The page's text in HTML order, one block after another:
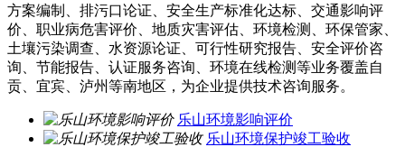
方案编制、排污口论证、安全生产标准化达标、交通影响评
价、职业病危害评价、地质灾害评估、环境检测、环保管家、
土壤污染调查、水资源论证、可行性研究报告、安全评价咨
询、节能报告、认证服务咨询、环境在线检测等业务覆盖自
贡、宜宾、泸州等南地区，为企业提供技术咨询服务。
乐山环境影响评价
乐山环境保护竣工验收